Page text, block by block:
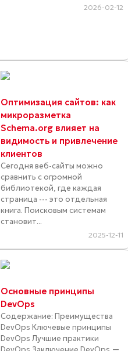
2026-02-12
Оптимизация сайтов: как
микроразметка
Schema.org влияет на
видимость и привлечение
клиентов
Сегодня веб-сайты можно
сравнить с огромной
библиотекой, где каждая
страница --- это отдельная
книга. Поисковым системам
становит...
2025-12-11
Основные принципы
DevOps
Содержание: Преимущества
DevOps Ключевые принципы
DevOps Лучшие практики